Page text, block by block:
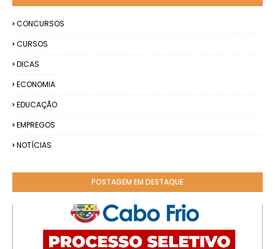
CONCURSOS
CURSOS
DICAS
ECONOMIA
EDUCAÇÃO
EMPREGOS
NOTÍCIAS
POSTAGEM EM DESTAQUE